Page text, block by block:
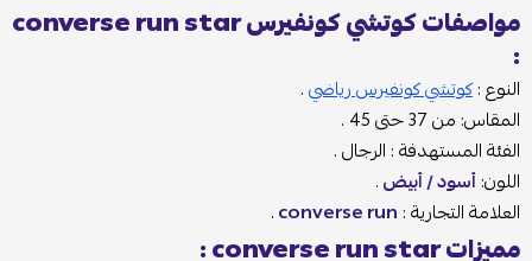
مواصفات كوتشي كونفيرس converse run star
:
النوع :كوتشي كونفيرس رياضي.
المقاس: من 37 حتى 45 .
الفئة المستهدفة : الرجال .
اللون:أسود / أبيض.
العلامة التجارية : converse run
.
مميزات converse run star :